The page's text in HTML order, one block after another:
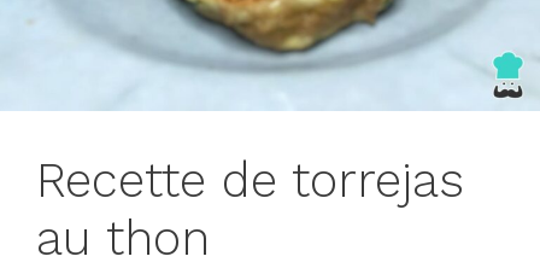
Recette de torrejas
au thon